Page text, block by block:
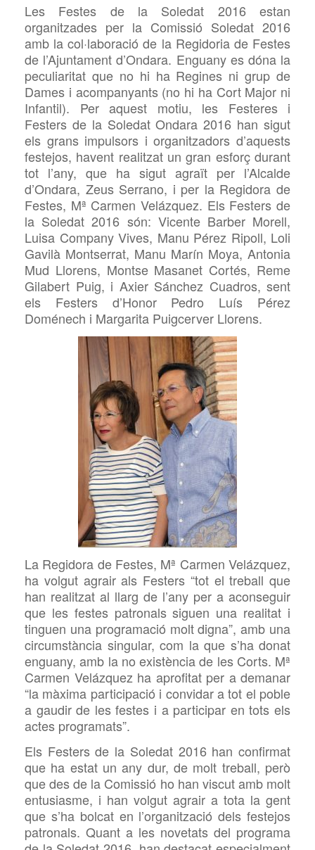
Les Festes de la Soledat 2016 estan
organitzades per la Comissió Soledat 2016
amb la col·laboració de la Regidoria de Festes
de l’Ajuntament d’Ondara. Enguany es dóna la
peculiaritat que no hi ha Regines ni grup de
Dames i acompanyants (no hi ha Cort Major ni
Infantil). Per aquest motiu, les Festeres i
Festers de la Soledat Ondara 2016 han sigut
els grans impulsors i organitzadors d’aquests
festejos, havent realitzat un gran esforç durant
tot l’any, que ha sigut agraït per l’Alcalde
d’Ondara, Zeus Serrano, i per la Regidora de
Festes, Mª Carmen Velázquez. Els Festers de
la Soledat 2016 són: Vicente Barber Morell,
Luisa Company Vives, Manu Pérez Ripoll, Loli
Gavilà Montserrat, Manu Marín Moya, Antonia
Mud Llorens, Montse Masanet Cortés, Reme
Gilabert Puig, i Axier Sánchez Cuadros, sent
els Festers d’Honor Pedro Luís Pérez
Doménech i Margarita Puigcerver Llorens.
La Regidora de Festes, Mª Carmen Velázquez,
ha volgut agrair als Festers “tot el treball que
han realitzat al llarg de l’any per a aconseguir
que les festes patronals siguen una realitat i
tinguen una programació molt digna”, amb una
circumstància singular, com la que s’ha donat
enguany, amb la no existència de les Corts. Mª
Carmen Velázquez ha aprofitat per a demanar
“la màxima participació i convidar a tot el poble
a gaudir de les festes i a participar en tots els
actes programats”.
Els Festers de la Soledat 2016 han confirmat
que ha estat un any dur, de molt treball, però
que des de la Comissió ho han viscut amb molt
entusiasme, i han volgut agrair a tota la gent
que s’ha bolcat en l’organització dels festejos
patronals. Quant a les novetats del programa